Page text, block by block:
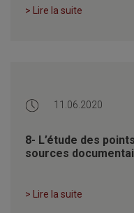
> Lire la suite
11.06.2020
8- L’étude des
sources
> Lire la suite